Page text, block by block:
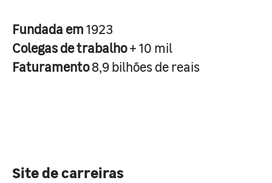
Fundada em1923
Colegas de trabalho+ 10 mil
Faturamento8,9 bilhões de reais
Site de carreiras